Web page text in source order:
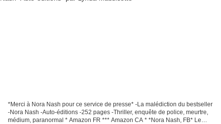
*Merci à Nora Nash pour ce service de presse* -La malédiction du bestseller
-Nora Nash -Auto-éditions -252 pages -Thriller, enquête de police, meurtre,
médium, paranormal * Amazon FR *** Amazon CA * *Nora Nash, FB* Le